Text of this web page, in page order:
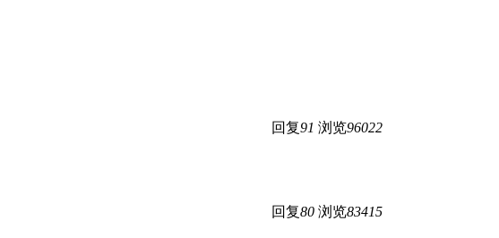
回复91 浏览96022
回复80 浏览83415